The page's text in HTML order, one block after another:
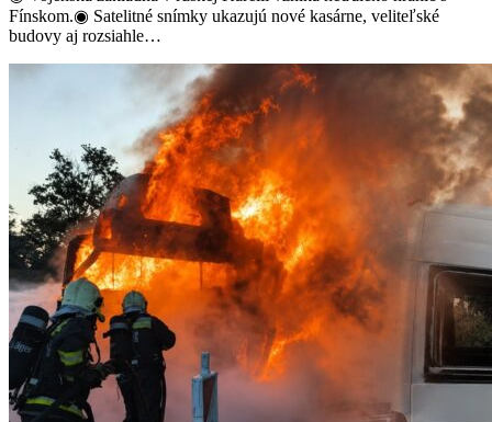
Fínskom.◉ Satelitné snímky ukazujú nové kasárne, veliteľské
budovy aj rozsiahle…